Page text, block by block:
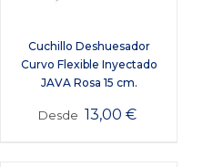
Cuchillo Deshuesador
Curvo Flexible Inyectado
JAVA Rosa 15 cm.
Desde 13,00 €